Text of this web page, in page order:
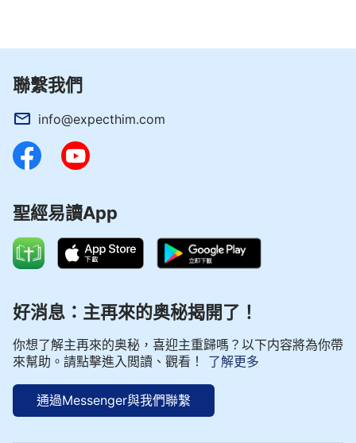
聯繫我們
info@expecthim.com
聖經易讀App
好消息：主再來的奥秘揭開了！
你想了解主再來的奥秘，喜迎主重歸嗎？以下内容將為你帶
來幫助。請點擊進入閲讀、觀看！
了解更多
通過Messenger與我們聯繫